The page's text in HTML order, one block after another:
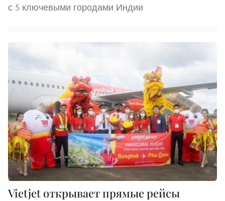
с 5 ключевыми городами Индии
Vietjet открывает прямые рейсы